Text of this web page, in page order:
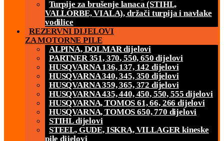
Turpije za brušenje lanaca (STIHL,
VALLORBE, VIALA), držači turpija i navlake
vodilice
REZERVNI DIJELOVI
ZA MOTORNE PILE
ALPINA, DOLMAR dijelovi
PARTNER 351, 370, 550, 650 dijelovi
HUSQVARNA 136, 137, 142 dijelovi
HUSQVARNA 340, 345, 350 dijelovi
HUSQVARNA 359, 365, 372 dijelovi
HUSQVARNA 435, 440, 450, 550, 555 dijelovi
HUSQVARNA, TOMOS 61, 66, 266 dijelovi
HUSQVARNA, TOMOS 650, 770 dijelovi
STIHL dijelovi
STEEL, GUDE, ISKRA, VILLAGER kineske
pile dijelovi